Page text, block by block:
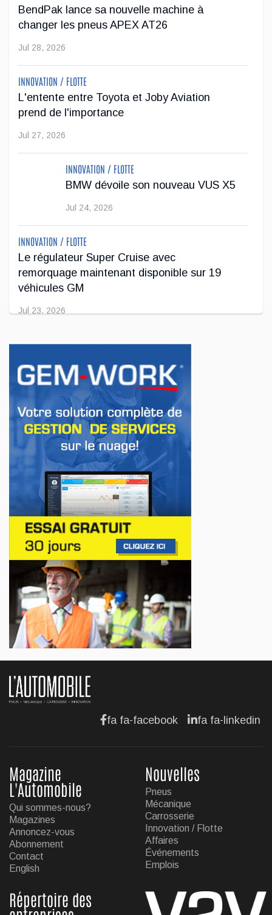
...
Jeep veut augmenter sa gamme de modèles en
Europe
Après avoir été contrainte de réduire sa gamme de véhicules
sur le marché européen en raison de restrictions
BendPak lance sa nouvelle machine à
changer les pneus APEX AT26
Jul 28, 2026
INNOVATION / FLOTTE
L'entente entre Toyota et Joby Aviation
prend de l'importance
Jul 27, 2026
INNOVATION / FLOTTE
BMW dévoile son nouveau VUS X5
Jul 24, 2026
INNOVATION / FLOTTE
Le régulateur Super Cruise avec
remorquage maintenant disponible sur 19
véhicules GM
Jul 23, 2026
INNOVATION / FLOTTE
en Europe
Jul 22, 2026
AFFAIRES
Premier contact avec le Lotus Eletre
Jul 14, 2026
AFFAIRES
Lotus célèbre l'arrivée de ses Eletre au
Canada
Jul 13, 2026
AFFAIRES
Maserati se recherche un partenaire
Jul 12, 2026
AFFAIRES
Hyundai dévoile sa nouvelle Elantra
Jul 11, 2026
fa fa-facebook fa fa-linkedin
Magazine
L'Automobile
Qui sommes-nous?
Magazines
Annoncez-vous
Abonnement
Contact
English
Nouvelles
Pneus
Mécanique
Carrosserie
Innovation / Flotte
Affaires
Événements
Emplois
Répertoire des